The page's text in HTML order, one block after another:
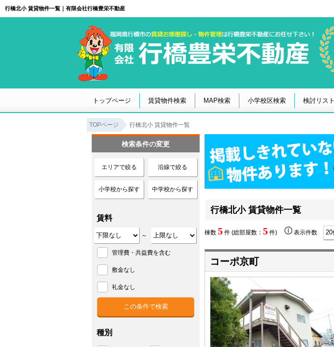
行橋北小 賃貸物件一覧｜有限会社行橋豊栄不動産
トップページ 賃貸物件検索 MAP検索 小学校区検索 検討リスト
TOPページ 行橋北小 賃貸物件一覧
行橋北小 賃貸物件一覧
棟数 5 件 (総部屋数： 5 件) 表示件数
コーポ京町
検索条件の変更
エリアで絞る 沿線で絞る
小学校から探す 中学校から探す
賃料
～
管理費・共益費を含む
敷金なし
礼金なし
種別